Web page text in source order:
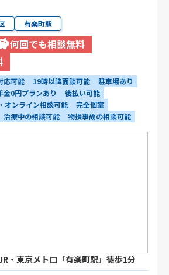
有楽町駅
何回でも相談無料
応可能 19時以降面談可能
駐車場あり
金0円プランあり
後払い可能
オンライン相談可能
完全個室
治療中の相談可能 物損事故の相談可能
・東京メトロ「有楽町駅」徒歩1分